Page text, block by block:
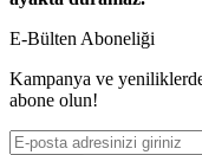
E-Bülten Aboneliği
Kampanya ve
abone olun!